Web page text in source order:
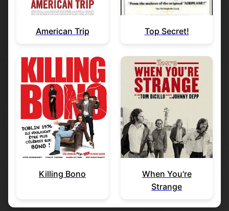
American Trip Top Secret!
Killing Bono
When You're
Strange